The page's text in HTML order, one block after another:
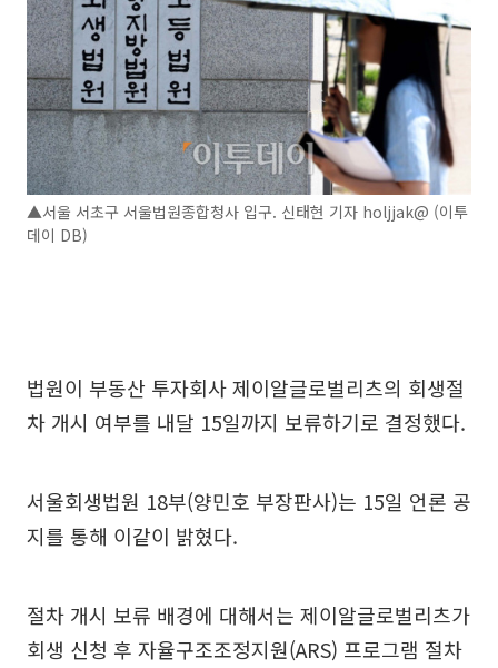
▲서울 서초구 서울법원종합청사 입구. 신태현 기자 holjjak@ (이투
데이 DB)
법원이 부동산 투자회사 제이알글로벌리츠의 회생절
차 개시 여부를 내달 15일까지 보류하기로 결정했다.
서울회생법원 18부(양민호 부장판사)는 15일 언론 공
지를 통해 이같이 밝혔다.
절차 개시 보류 배경에 대해서는 제이알글로벌리츠가
회생 신청 후 자율구조조정지원(ARS) 프로그램 절차